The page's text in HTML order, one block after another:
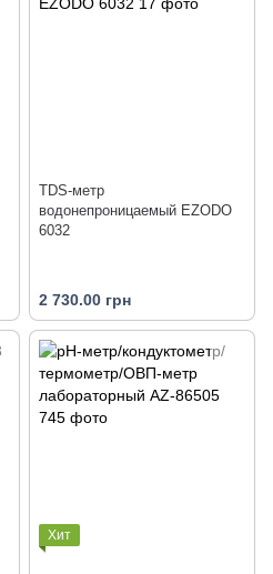
TDS-метр
водонепроницаемый EZODO
6032
2 730.00 грн
Хит